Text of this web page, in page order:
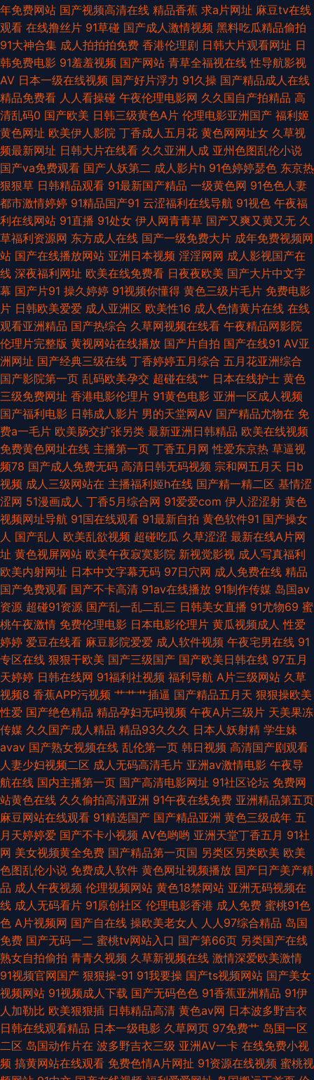
人人超碰人人鲁 大香蕉午夜福利 老司机香蕉久久 亚洲影院老司机V 操逼视
频不卡 老湿无码 日韩二级色色视频 91国产夜色猫 成人深夜福利导航 久草精
品资源 人妻美少妇 91无码超碰爱搞 国产精品淫秽视频 欧美地址一二三 偷拍
福利 91观看在线网站 传媒在线入口 久久国在 日韩激情网址 最新日韩欧美A
网 九九热精品视频 黄色日逼视频 性爱福利视频 操逼视频不卡 另类激情AV
天堂AV11 91素人在线观看 丰满少妇AV 美女极品探花 天天操B日韩无码 白洁
福利视频 九一精品 日韩精品一级 伊人网玖玖久 www插com 韩国美女做爱
人人乐人人妻 一本道丁香影院 成人91 欧美色图小va 伊人午夜理论 超碰福利
97 久草黄色 日本污污视频 日日干天天日 国产ass 色午夜影院啪啪 AV国际电
影网站 黑丝av2558 五月天色导航 超碰在线免费公开 欧美福利影院 午夜福
利视频久草 91资源共享视频 国产日韩欧美初夜 人人操B 91wz 国产成人论坛
日本美女操逼 91福利老湿机 国产成人内射 青青草好吊 51国产视频自拍 成人
A级视频 美女被男人侵犯 午夜男女AV 99热大香蕉 国产少萝视频麻豆 熟妇一
区二区视频 www99草草草 玖玖大香蕉老司机 午夜av电影院 99re超碰 韩日
操逼无码 欧洲亚洲日本 亚洲综合28p 丁香五月官网 欧洲亚洲午夜 91极品网
站 国产观看 欧美中字 成人午夜福利影院 欧美妞干网 97色色网址 国语不卡
肏屄视频 人妖激情 www人人肏 亚洲草逼网站 国产欧美伊人 影音先锋女人
成人 抖阴蜜桃 人人艹人人摸 天天拍液夜拍 AV超碰在线 日韩AV成人网
年免费网站 国产视频高清在线 精品香蕉 求a片网址 麻豆tv在线
观看 在线撸丝片 91草碰 国产成人激情视频 黑料吃瓜精品偷拍
91大神合集 成人拍拍拍免费 香港伦理剧 日韩大片观看网址 日
韩免费电影 91羞羞视频 国产网站 青草全福视在线 性导航影视
AV 日本一级在线视频 国产好片浮力 91久操 国产精品成人在线
精品免费看 人人看操碰 午夜伦理电影网 久久国自产拍精品 高
清乱码0 国产欧美 日韩三级黄色A片 伦理电影亚洲国产 福利姬
黄色网址 欧美伊人影院 丁香成人五月花 黄色网网址女 久草视
频最新网址 日韩大片在线看 久久亚洲人成 亚州色图乱伦小说
国产va免费观看 国产人妖第二 成人影片h 91色婷婷瑟色 东京热
狠狠草 日韩精品观看 91最新国产精品 一级黄色网 91色色人妻
都市激情婷婷 91精品国产91 云涩福利在线导航 91视色 午夜福
利在线网站 91直播 91处女 伊人网青青草 国产又爽又黄又无 久
草福利资源网 东方成人在线 国产一级免费大片 成年免费视频网
站 国产在线播放网站 亚洲日本视频 淫淫网网 成人影视国产在
线 深夜福利网址 欧美在线免费看 日夜夜欧美 国产大片中文字
幕 国产片91 操久婷婷 91视频你懂得 黄色三级片毛片 免费电影
片 日韩欧美爱爱 成人亚洲区 欧美性16 成人色情黄片在线 在线
观看亚洲精品 国产热综合 久草网视频在线看 午夜精品网影院
伦理片完整版 黄视网站在线播放 国产片自拍 国产在线91 AV亚
洲网址 国产经典三级在线 丁香婷婷五月综合 五月花亚洲综合
国产影院第一页 乱码欧美孕交 超碰在线艹 日本在线护士 黄色
三级免费网址 香港电影伦理片 91黄色电影 亚洲一区成人视频
国产福利电影 日韩成人影片 男的天堂网AV 国产精品尤物在 免
费a一毛片 欧美肠交扩张另类 最新亚洲日韩精品 欧美在线视频
免费黄色网址在线 主播第一页 丁香五月网 性爱东京热 草逼视
频78 国产成人免费无码 高清日韩无码视频 宗和网五月天 日b
视频 成人三级网站在 主播福利姬h在线 国产精一精二区 基情涩
涩网 51漫画成人 丁香5月综合网 91爱爱com 伊人涩涩射 黄色
视频网址导航 91国在线观看 91最新自拍 黄色软件91 国产操女
人 国产乱人 欧美乱欲视频 超碰吃瓜 久草涩涩 最新在线A片网
址 黄色视屏网站 欧美午夜寂寞影院 新视觉影视 成人写真福利
欧美内射网址 日本中文字幕无码 97日穴网 成人免费在线 精品
国产免费观看 国产不卡高清 91av在线播放 91制作传媒 岛国av
资源 超碰91资源 国产乱一乱二乱三 日韩美女直播 91尤物69 蜜
桃午夜激情 免费伦理电影 日本电影伦理片 黄瓜视频成人 性爱
婷婷 爱豆在线看 麻豆影院爱爱 成人软件视频 午夜宅男在线 91
专区在线 狠狠干欧美 国产三级国产 国产欧美日韩在线 97五月
天婷婷 日韩在线网 91福利社视频 福利导航 A片三级网站 久草
视频8 香蕉APP污视频 艹艹艹插逼 国产精品五月天 狠狠操欧美
性爱 国产绝色精品 精品孕妇无码视频 午夜A片三级片 天美果冻
传媒 久久国产成人精品 精品93久久久 日本人妖射精 学生妹
avav 国产熟女视频在线 乱伦第一页 韩日视频 高清国产剧观看
人妻少妇视频二区 成人无码高清毛片 亚洲av激情电影 午夜导
航在线 国内主播第一页 国产高清电影网址 91社区论坛 免费网
站黄色在线 久久偷拍高清亚洲 91午夜在线免费 亚洲精品第五页
麻豆网站在线观看 91精选国产 国产精品亚洲 黄色三级成年 五
月天婷婷爱 国产不卡小视频 AV色哟哟 亚洲天堂丁香五月 91社
网 美女视频黄全免费 国产精品第一页国 另类区另类欧美 欧美
色图乱伦小说 免费成人软件 黄色网址视频播放 国产日产美产精
品 成人午夜视频 伦理视频网站 黄色18禁网站 亚洲无码视频在
线 成人无码看片 91原创社区 伦理电影香港 成人免费 蜜桃91色
色 A片视频网 国产自在线 操欧美老女人 人人97综合精品 岛国
免费 国产无码一二 蜜桃tv网站入口 国产第66页 另类国产在线
熟女自拍偷拍 青青久视频 久草新视频在线 激情深爱欧美激情
91视频官网国产 狠狠操-91 91我要操 国产ts视频网站 国产美女
视频网站 91视频成人下载 国产无码色色 91香蕉亚洲精品 91伊
人加勒比 欧美狠狠插 日韩精品高清 黄色av网 日本波多野吉衣
日韩在线观看精品 日本一级电影 久草网页 97免费艹 岛国一区
二区 岛国动作片在 波多野吉衣三级 亚洲AV一卡 在线免费小视
频 搞黄网站在线观看 免费色情A片网扯 91资源在线视频 蜜桃视